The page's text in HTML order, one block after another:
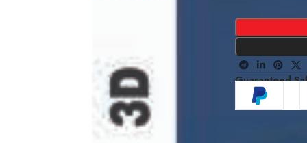
Guaranteed